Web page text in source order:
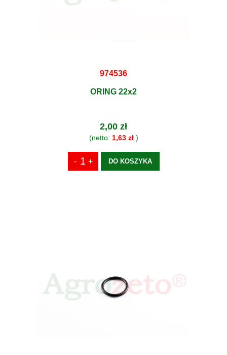
974536
ORING 22x2
2,00 zł
(netto: 1,63 zł)
DO KOSZYKA